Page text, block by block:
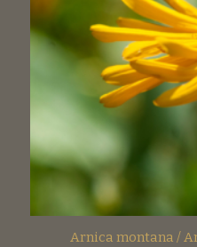
Arnica montana /